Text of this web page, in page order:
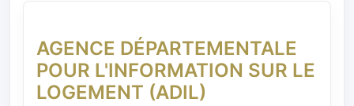
AGENCE DÉPARTEMENTALE
POUR L'INFORMATION SUR LE
LOGEMENT (ADIL)